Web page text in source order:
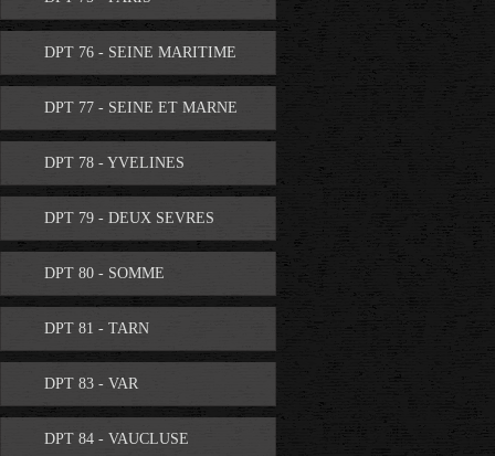
DPT 76 - SEINE MARITIME
DPT 77 - SEINE ET MARNE
DPT 78 - YVELINES
DPT 79 - DEUX SEVRES
DPT 80 - SOMME
DPT 81 - TARN
DPT 83 - VAR
DPT 84 - VAUCLUSE